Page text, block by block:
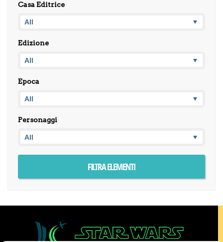
Casa Editrice
Edizione
Epoca
Personaggi